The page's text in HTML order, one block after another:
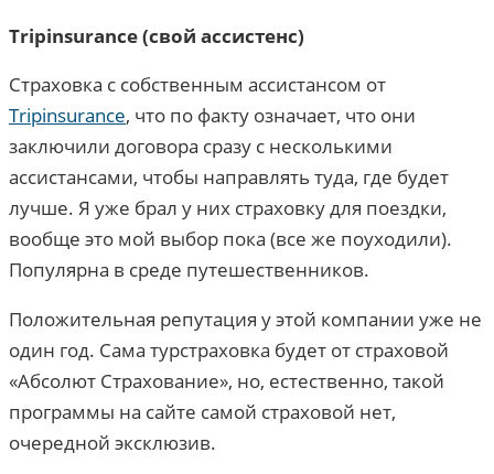
Tripinsurance (свой ассистенс)
Страховка с собственным ассистансом от
Tripinsurance, что по факту означает, что они
заключили договора сразу с несколькими
ассистансами, чтобы направлять туда, где будет
лучше. Я уже брал у них страховку для поездки,
вообще это мой выбор пока (все же поуходили).
Популярна в среде путешественников.
Положительная репутация у этой компании уже не
один год. Сама турстраховка будет от страховой
«Абсолют Страхование», но, естественно, такой
программы на сайте самой страховой нет,
очередной эксклюзив.